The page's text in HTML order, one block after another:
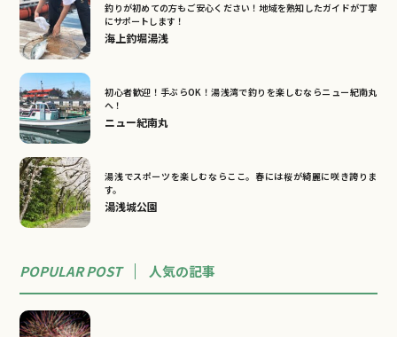
釣りが初めての方もご安心ください！地域を熟知したガイドが丁寧
にサポートします！
海上釣堀湯浅
初心者歓迎！手ぶらOK！湯浅湾で釣りを楽しむならニュー紀南丸
へ！
ニュー紀南丸
湯浅でスポーツを楽しむならここ。春には桜が綺麗に咲き誇りま
す。
湯浅城公園
POPULAR POST 人気の記事